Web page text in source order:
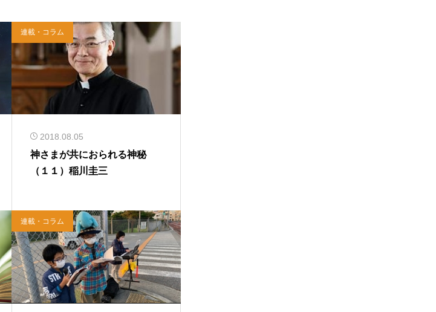
連載・コラム
2018.08.05
神さまが共におられる神秘
（１１）稲川圭三
連載・コラム